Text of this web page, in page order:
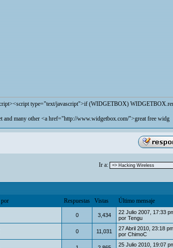
type="text/javascript">if (WIDGETBOX)
and many other <a href="http://www.widgetbox.com/">greatfree widg
Ir a:
Respuestas Vistas Último mensaje
0 3,434
22 Julio 2007, 17:33
por Tengu
0 11,031
27 Abril 2010, 23:18
por ChimoC
25 Julio 2010, 19:07